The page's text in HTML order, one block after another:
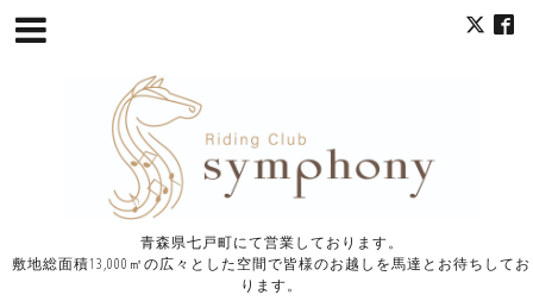
青森県七戸町にて営業しております。
敷地総面積13,000㎡の広々とした空間で皆様のお越しを馬達とお待ちしてお
ります。